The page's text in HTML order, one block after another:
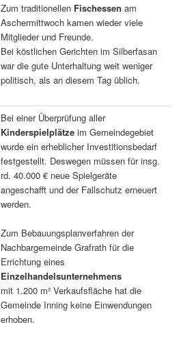
Zum traditionellen Fischessen am
Aschermittwoch kamen wieder viele
Mitglieder und Freunde.
Bei köstlichen Gerichten im Silberfasan
war die gute Unterhaltung weit weniger
politisch, als an diesem Tag üblich.
Bei einer Überprüfung aller
Kinderspielplätze im Gemeindegebiet
wurde ein erheblicher Investitionsbedarf
festgestellt. Deswegen müssen für insg.
rd. 40.000 € neue Spielgeräte
angeschafft und der Fallschutz erneuert
werden.
Zum Bebauungsplanverfahren der
Nachbargemeinde Grafrath für die
Errichtung eines
Einzelhandelsunternehmens
mit 1.200 m² Verkaufsfläche hat die
Gemeinde Inning keine Einwendungen
erhoben.